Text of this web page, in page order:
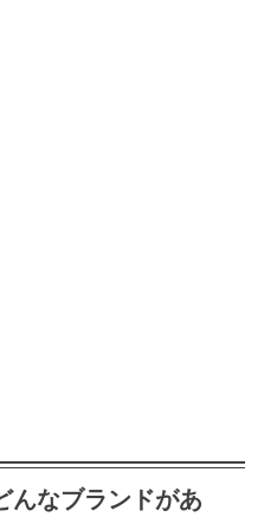
んなブランドがあ